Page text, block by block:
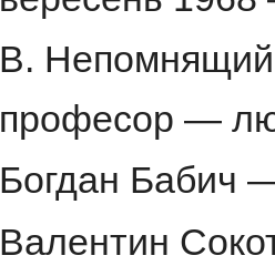
В.
професор —
Богдан Бабич
Валентин